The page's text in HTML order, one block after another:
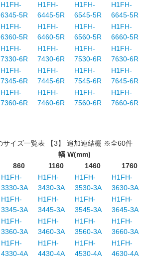
H1FH-
6345-5R
H1FH-
6445-5R
H1FH-
6545-5R
H1FH-
6645-5R
H1FH-
6360-5R
H1FH-
6460-5R
H1FH-
6560-5R
H1FH-
6660-5R
H1FH-
7330-6R
H1FH-
7430-6R
H1FH-
7530-6R
H1FH-
7630-6R
H1FH-
7345-6R
H1FH-
7445-6R
H1FH-
7545-6R
H1FH-
7645-6R
H1FH-
7360-6R
H1FH-
7460-6R
H1FH-
7560-6R
H1FH-
7660-6R
サイズ一覧表 【3】 追加連結棚 ※全60件
幅 W(mm)
860
1160 1460 1760
H1FH-
3330-3A
H1FH-
3430-3A
H1FH-
3530-3A
H1FH-
3630-3A
H1FH-
3345-3A
H1FH-
3445-3A
H1FH-
3545-3A
H1FH-
3645-3A
H1FH-
3360-3A
H1FH-
3460-3A
H1FH-
3560-3A
H1FH-
3660-3A
H1FH-
4330-4A
H1FH-
4430-4A
H1FH-
4530-4A
H1FH-
4630-4A